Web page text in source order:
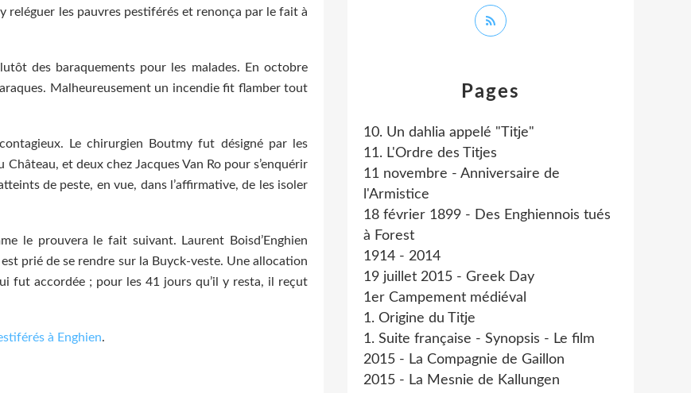
reléguer les pauvres pestiférés et renonça par le fait à
des baraquements pour les malades. En octobre
Malheureusement un incendie fit flamber tout
Le chirurgien Boutmy fut désigné par les
et deux chez Jacques Van Ro pour s’enquérir
de peste, en vue, dans l’affirmative, de les isoler
le prouvera le fait suivant. Laurent Boisd’Enghien
prié de se rendre sur la Buyck-veste. Une allocation
fut accordée ; pour les 41 jours qu’il y resta, il reçut
à Enghien.
Pages
10. Un dahlia appelé "Titje"
11. L'Ordre des Titjes
11 novembre - Anniversaire de
l'Armistice
18 février 1899 - Des Enghiennois tués
à Forest
1914 - 2014
19 juillet 2015 - Greek Day
1er Campement médiéval
1. Origine du Titje
1. Suite française - Synopsis - Le film
2015 - La Compagnie de Gaillon
2015 - La Mesnie de Kallungen